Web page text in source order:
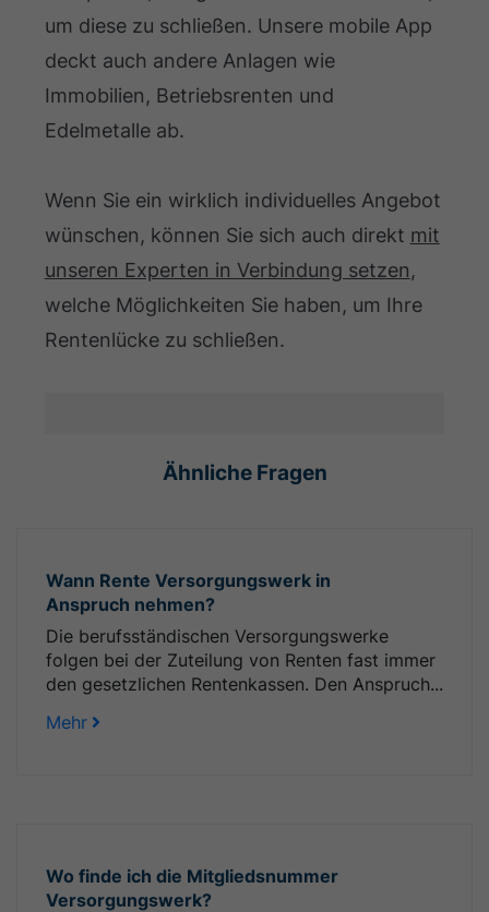
um diese zu schließen. Unsere mobile App
deckt auch andere Anlagen wie
Immobilien, Betriebsrenten und
Edelmetalle ab.
Wenn Sie ein wirklich individuelles Angebot
wünschen, können Sie sich auch direkt mit
unseren Experten in Verbindung setzen,
welche Möglichkeiten Sie haben, um Ihre
Rentenlücke zu schließen.
Ähnliche Fragen
Wann Rente Versorgungswerk in
Anspruch nehmen?
Die berufsständischen Versorgungswerke
folgen bei der Zuteilung von Renten fast immer
den gesetzlichen Rentenkassen. Den Anspruch...
Mehr
Wo finde ich die Mitgliedsnummer
Versorgungswerk?